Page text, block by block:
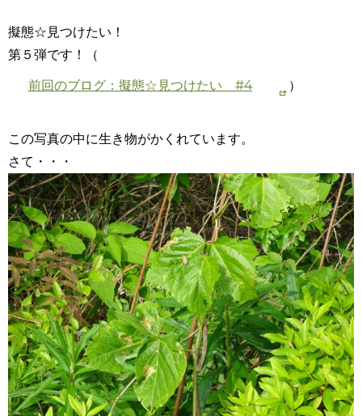
擬態☆見つけたい！
第５弾です！（
前回のブログ：擬態☆見つけたい #4
）
この写真の中に生き物がかくれています。
さて・・・